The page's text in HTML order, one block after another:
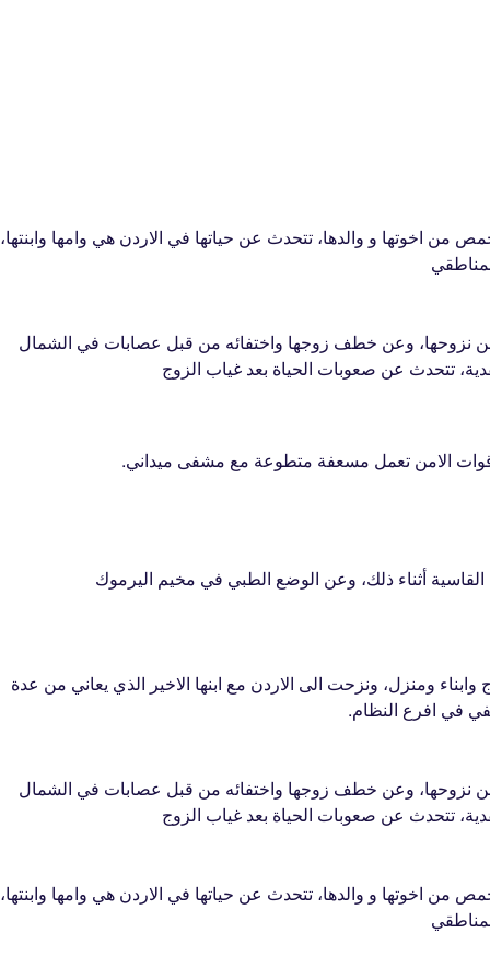
اخوتها و والدها، تتحدث عن حياتها في الاردن هي وامها وابنتها،
عن نزوحها، وعن خطف زوجها واختفائه من قبل عصابات في الشمال
تتحدث عن صعوبات الحياة بعد غياب الزوج
الامن تعمل مسعفة متطوعة مع مشفى ميداني.
أثناء ذلك، وعن الوضع الطبي في مخيم اليرموك
ومنزل، ونزحت الى الاردن مع ابنها الاخير الذي يعاني من عدة
في افرع النظام.
عن نزوحها، وعن خطف زوجها واختفائه من قبل عصابات في الشمال
تتحدث عن صعوبات الحياة بعد غياب الزوج
اخوتها و والدها، تتحدث عن حياتها في الاردن هي وامها وابنتها،